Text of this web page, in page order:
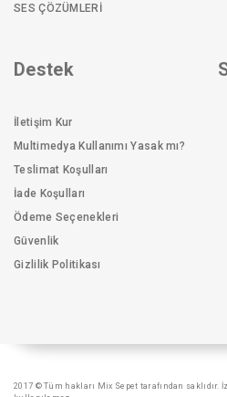
SES ÇÖZÜMLERİ
Destek
İletişim Kur
Multimedya Kullanımı Yasak mı?
Teslimat Koşulları
İade Koşulları
Ödeme Seçenekleri
Güvenlik
Gizlilik Politikası
2017 © Tüm hakları Mix Sepet tarafından saklıdır.